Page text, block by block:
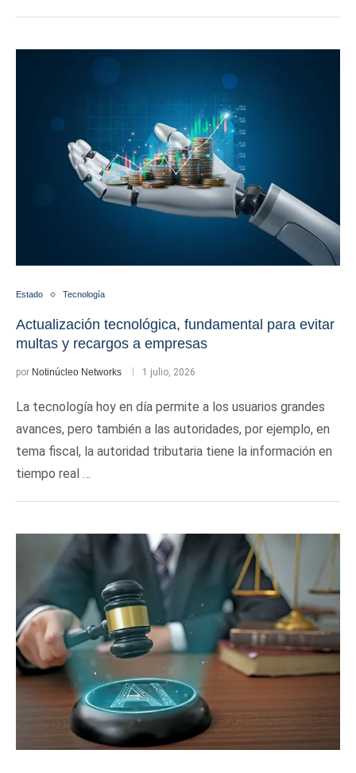
Estado Tecnología
Actualización tecnológica, fundamental para evitar
multas y recargos a empresas
por Notinúcleo Networks 1 julio, 2026
La tecnología hoy en día permite a los usuarios grandes
avances, pero también a las autoridades, por ejemplo, en
tema fiscal, la autoridad tributaria tiene la información en
tiempo real …